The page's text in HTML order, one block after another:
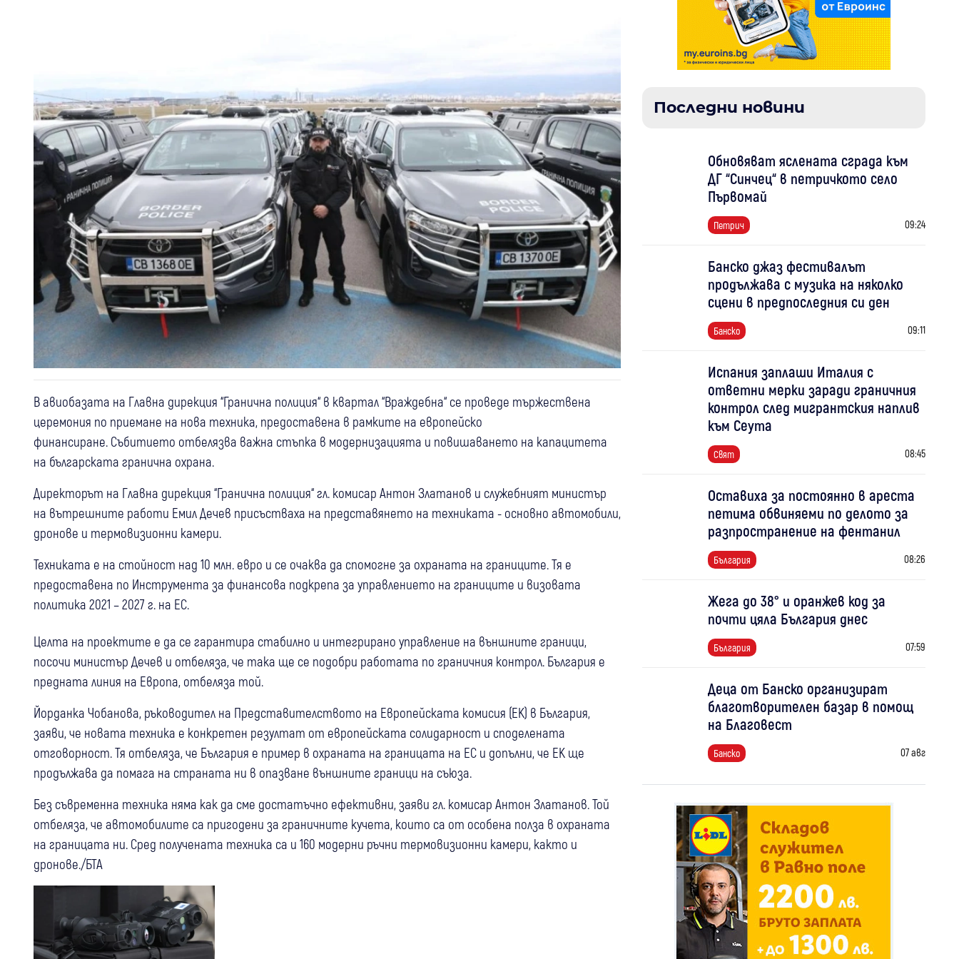
В авиобазата на Главна дирекция “Гранична полиция“ в квартал “Враждебна“ се проведе тържествена
церемония по приемане на нова техника, предоставена в рамките на европейско
финансиране. Събитието отбелязва важна стъпка в модернизацията и повишаването на капацитета
на българската гранична охрана.
Директорът на Главна дирекция “Гранична полиция“ гл. комисар Антон Златанов и служебният министър
на вътрешните работи Емил Дечев присъстваха на представянето на техниката - основно автомобили,
дронове и термовизионни камери.
Техниката е на стойност над 10 млн. евро и се очаква да спомогне за охраната на границите. Тя е
предоставена по Инструмента за финансова подкрепа за управлението на границите и визовата
политика 2021 – 2027 г. на ЕС.
Целта на проектите е да се гарантира стабилно и интегрирано управление на външните граници,
посочи министър Дечев и отбеляза, че така ще се подобри работата по граничния контрол. България е
предната линия на Европа, отбеляза той.
Йорданка Чобанова, ръководител на Представителството на Европейската комисия (ЕК) в България,
заяви, че новата техника е конкретен резултат от европейската солидарност и споделената
отговорност. Тя отбеляза, че България е пример в охраната на границата на ЕС и допълни, че ЕК ще
продължава да помага на страната ни в опазване външните граници на съюза.
Без съвременна техника няма как да сме достатъчно ефективни, заяви гл. комисар Антон Златанов. Той
отбеляза, че автомобилите са пригодени за граничните кучета, които са от особена полза в охраната
на границата ни. Сред получената техника са и 160 модерни ръчни термовизионни камери, както и
дронове./БТА
Последни новини
Обновяват яслената сграда към
ДГ “Синчец“ в петричкото село
Първомай
Петрич 09:24
Банско джаз фестивалът
продължава с музика на няколко
сцени в предпоследния си ден
Банско 09:11
Испания заплаши Италия с
ответни мерки заради граничния
контрол след мигрантския наплив
към Сеута
Свят 08:45
Оставиха за постоянно в ареста
петима обвиняеми по делото за
разпространение на фентанил
България 08:26
Жега до 38° и оранжев код за
почти цяла България днес
България 07:59
Деца от Банско организират
благотворителен базар в помощ
на Благовест
Банско 07 авг